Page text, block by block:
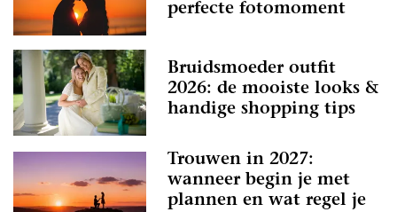
perfecte fotomoment
Bruidsmoeder outfit
2026: de mooiste looks &
handige shopping tips
Trouwen in 2027:
wanneer begin je met
plannen en wat regel je